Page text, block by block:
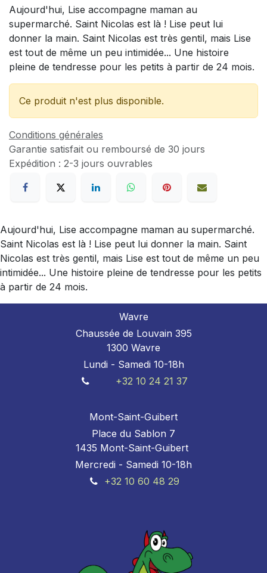
Aujourd'hui, Lise accompagne maman au
supermarché. Saint Nicolas est là ! Lise peut lui
donner la main. Saint Nicolas est très gentil, mais Lise
est tout de même un peu intimidée... Une histoire
pleine de tendresse pour les petits à partir de 24 mois.
Ce produit n'est plus disponible.
Conditions générales
Garantie satisfait ou remboursé de 30 jours
Expédition : 2-3 jours ouvrables
Aujourd'hui, Lise accompagne maman au supermarché.
Saint Nicolas est là ! Lise peut lui donner la main. Saint
Nicolas est très gentil, mais Lise est tout de même un peu
intimidée... Une histoire pleine de tendresse pour les petits
à partir de 24 mois.
Wavre
Chaussée de Louvain 395
1300 Wavre
Lundi - Samedi 10-18h
+32 10 24 21 37
Mont-Saint-Guibert
Place du Sablon 7
1435 Mont-Saint-Guibert
Mercredi - Samedi 10-18h
+32 10 60 48 29